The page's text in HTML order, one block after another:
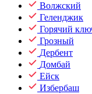
Волжский
Геленджик
Горячий
Грозный
Дербент
Домбай
Ейск
Избербаш